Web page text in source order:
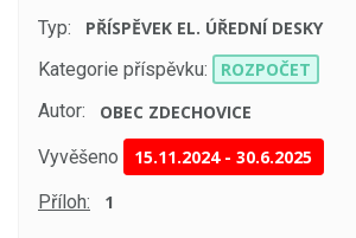
Typ:
PŘÍSPĚVEK EL. ÚŘEDNÍ DESKY
Kategorie příspěvku:
ROZPOČET
Autor:
OBEC ZDECHOVICE
Vyvěšeno 15.11.2024-30.6.2025
Příloh: 1